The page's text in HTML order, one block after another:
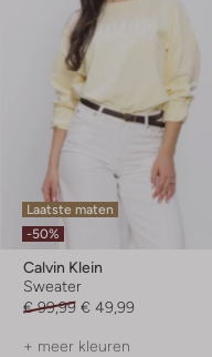
Laatste maten
-50%
Calvin Klein
Sweater
€ 99,99 € 49,99
+ meer kleuren